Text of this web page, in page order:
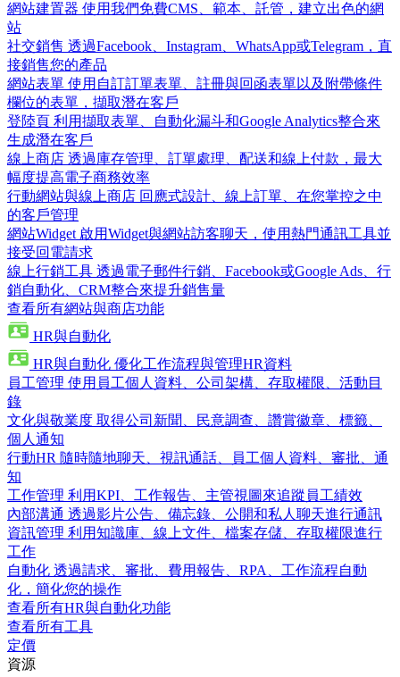
網站建置器 使用我們免費CMS、範本、託管，建立出色的網
站
社交銷售 透過Facebook、Instagram、WhatsApp或Telegram，直
接銷售您的產品
網站表單 使用自訂訂單表單、註冊與回函表單以及附帶條件
欄位的表單，擷取潛在客戶
登陸頁 利用擷取表單、自動化漏斗和Google Analytics整合來
生成潛在客戶
線上商店 透過庫存管理、訂單處理、配送和線上付款，最大
幅度提高電子商務效率
行動網站與線上商店 回應式設計、線上訂單、在您掌控之中
的客戶管理
網站Widget 啟用Widget與網站訪客聊天，使用熱門通訊工具並
接受回電請求
線上行銷工具 透過電子郵件行銷、Facebook或Google Ads、行
銷自動化、CRM整合來提升銷售量
查看所有網站與商店功能
HR與自動化
HR與自動化 優化工作流程與管理HR資料
員工管理 使用員工個人資料、公司架構、存取權限、活動目
錄
文化與敬業度 取得公司新聞、民意調查、讚賞徽章、標籤、
個人通知
行動HR 隨時隨地聊天、視訊通話、員工個人資料、審批、通
知
工作管理 利用KPI、工作報告、主管視圖來追蹤員工績效
內部溝通 透過影片公告、備忘錄、公開和私人聊天進行通訊
資訊管理 利用知識庫、線上文件、檔案存儲、存取權限進行
工作
自動化 透過請求、審批、費用報告、RPA、工作流程自動
化，簡化您的操作
查看所有HR與自動化功能
查看所有工具
定價
資源